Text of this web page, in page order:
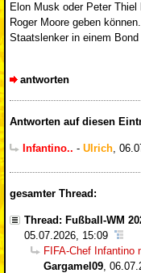
Elon Musk oder Peter
Roger Moore geben
Staatslenker in einem
antworten
Antworten auf diesen
Infantino.. - Ulrich,
gesamter Thread:
Thread: Fußball-WM
05.07.2026, 15:09
FIFA-Chef Infantino
Gargamel09